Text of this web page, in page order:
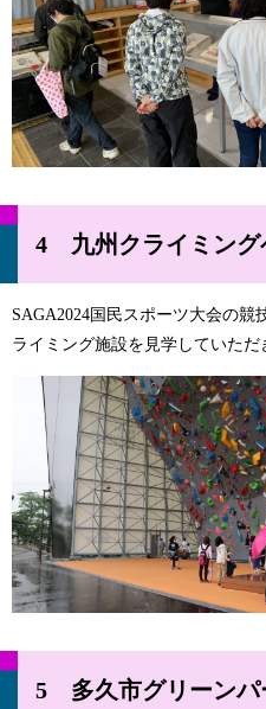
4 九州クライミング
SAGA2024国民スポーツ大会の競
ライミング施設を見学していただ
5 多久市グリーンパ